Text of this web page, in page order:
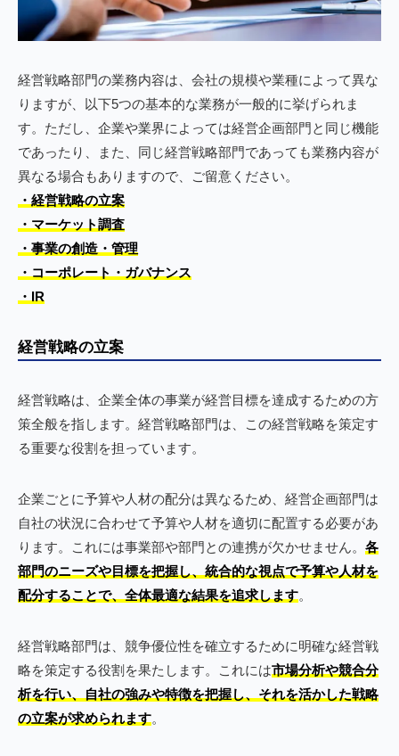
経営戦略部門の業務内容は、会社の規模や業種によって異な
りますが、以下5つの基本的な業務が一般的に挙げられま
す。ただし、企業や業界によっては経営企画部門と同じ機能
であったり、また、同じ経営戦略部門であっても業務内容が
異なる場合もありますので、ご留意ください。
・経営戦略の立案
・マーケット調査
・事業の創造・管理
・コーポレート・ガバナンス
・IR
経営戦略の立案
経営戦略は、企業全体の事業が経営目標を達成するための方
策全般を指します。経営戦略部門は、この経営戦略を策定す
る重要な役割を担っています。
企業ごとに予算や人材の配分は異なるため、経営企画部門は
自社の状況に合わせて予算や人材を適切に配置する必要があ
ります。これには事業部や部門との連携が欠かせません。 各
部門のニーズや目標を把握し、統合的な視点で予算や人材を
配分することで、全体最適な結果を追求します。
経営戦略部門は、競争優位性を確立するために明確な経営戦
略を策定する役割を果たします。これには市場分析や競合分
析を行い、自社の強みや特徴を把握し、それを活かした戦略
の立案が求められます。